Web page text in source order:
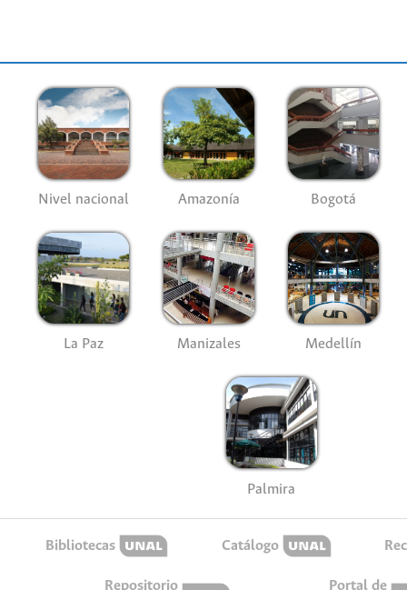
Nivel nacional Amazonía Bogotá
La Paz Manizales Medellín
Palmira
Bibliotecas Catálogo
Repositorio Portal de